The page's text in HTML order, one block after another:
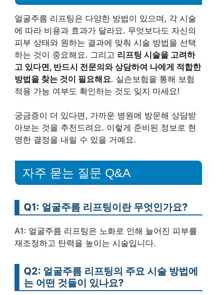
얼굴주름 리프팅은 다양한 방법이 있으며, 각 시술
에 따라 비용과 효과가 달라요. 무엇보다도 자신의
피부 상태와 원하는 결과에 맞춰 시술 방법을 선택
하는 것이 중요해요. 그리고 리프팅 시술을 고려하
고 있다면, 반드시 전문의와 상담하여 나에게 적합한
방법을 찾는 것이 필요해요. 실손보험을 통해 보험
적용 가능 여부도 확인하는 것도 잊지 마세요!
궁금증이 더 있다면, 가까운 병원에 방문해 상담받
아보는 것을 추천드려요. 이렇게 준비된 정보로 현
명한 결정을 내릴 수 있을 거예요.
자주 묻는 질문 Q&A
Q1: 얼굴주름 리프팅이란 무엇인가요?
A1: 얼굴주름 리프팅은 노화로 인해 늘어진 피부를
재조정하고 탄력을 높이는 시술입니다.
Q2: 얼굴주름 리프팅의 주요 시술 방법에
는 어떤 것들이 있나요?